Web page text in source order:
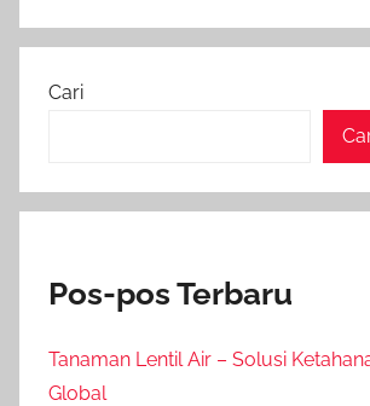
Cari
Pos-pos Terbaru
Tanaman Lentil Air – Solusi
Global